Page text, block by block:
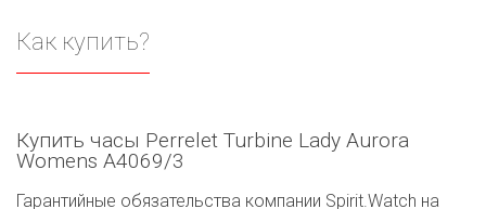
Как купить?
Купить часы Perrelet Turbine Lady Aurora
Womens A4069/3
Гарантийные обязательства компании Spirit.Watch на